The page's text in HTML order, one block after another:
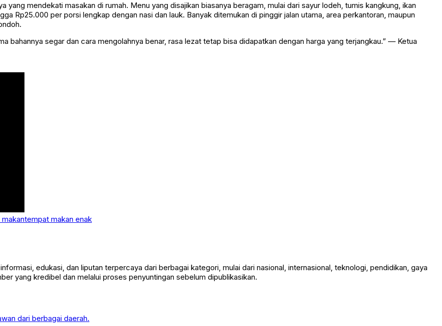
yang mendekati masakan di rumah. Menu yang disajikan biasanya beragam, mulai dari sayur lodeh, tumis kangkung, ikan
Rp25.000 per porsi lengkap dengan nasi dan lauk. Banyak ditemukan di pinggir jalan utama, area perkantoran, maupun
bahannya segar dan cara mengolahnya benar, rasa lezat tetap bisa didapatkan dengan harga yang terjangkau.” — Ketua
tempat makan enak
edukasi, dan liputan terpercaya dari berbagai kategori, mulai dari nasional, internasional, teknologi, pendidikan, gaya
yang kredibel dan melalui proses penyuntingan sebelum dipublikasikan.